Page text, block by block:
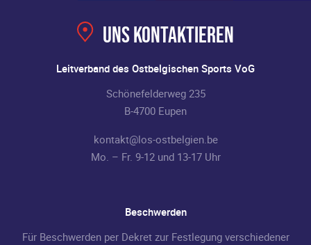
Uns kontaktieren
Leitverband des Ostbelgischen Sports VoG
Schönefelderweg 235
B-4700 Eupen
kontakt@los-ostbelgien.be
Mo. – Fr. 9-12 und 13-17 Uhr
Beschwerden
Für Beschwerden per Dekret zur Festlegung verschiedener